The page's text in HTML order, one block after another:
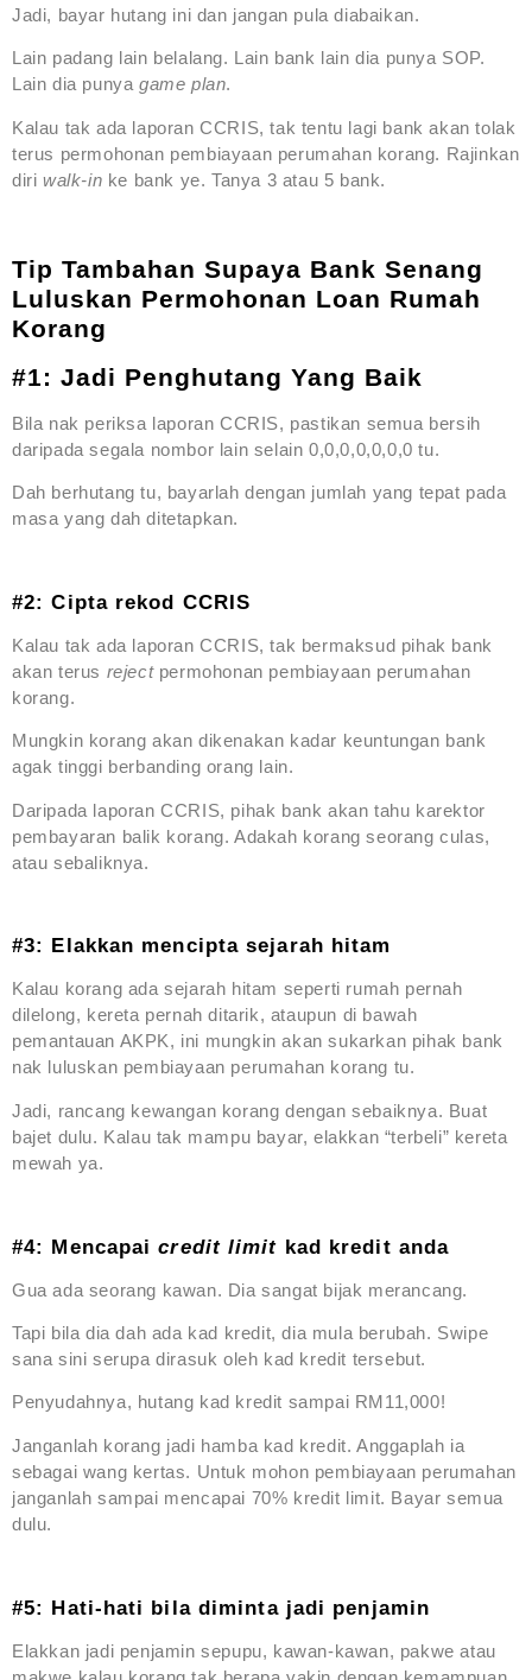
Jadi, bayar hutang ini dan jangan pula diabaikan.
Lain padang lain belalang. Lain bank lain dia punya SOP.
Lain dia punya game plan.
Kalau tak ada laporan CCRIS, tak tentu lagi bank akan tolak
terus permohonan pembiayaan perumahan korang. Rajinkan
diriwalk-in ke bank ye. Tanya 3 atau 5 bank.
Tip Tambahan Supaya Bank Senang
Luluskan Permohonan Loan Rumah
Korang
#1: Jadi Penghutang Yang Baik
Bila nak periksa laporan CCRIS, pastikan semua bersih
daripada segala nombor lain selain 0,0,0,0,0,0,0 tu.
Dah berhutang tu, bayarlah dengan jumlah yang tepat pada
masa yang dah ditetapkan.
#2: Cipta rekod CCRIS
Kalau tak ada laporan CCRIS, tak bermaksud pihak bank
akan terus rejectpermohonan pembiayaan perumahan
korang.
Mungkin korang akan dikenakan kadar keuntungan bank
agak tinggi berbanding orang lain.
Daripada laporan CCRIS, pihak bank akan tahu karektor
pembayaran balik korang. Adakah korang seorang culas,
atau sebaliknya.
#3: Elakkan mencipta sejarah hitam
Kalau korang ada sejarah hitam seperti rumah pernah
dilelong, kereta pernah ditarik, ataupun di bawah
pemantauan AKPK, ini mungkin akan sukarkan pihak bank
nak luluskan pembiayaan perumahan korang tu.
Jadi, rancang kewangan korang dengan sebaiknya. Buat
bajet dulu. Kalau tak mampu bayar, elakkan “terbeli” kereta
mewah ya.
#4: Mencapaicredit limit kad kredit anda
Gua ada seorang kawan. Dia sangat bijak merancang.
Tapi bila dia dah ada kad kredit, dia mula berubah. Swipe
sana sini serupa dirasuk oleh kad kredit tersebut.
Penyudahnya, hutang kad kredit sampai RM11,000!
Janganlah korang jadi hamba kad kredit. Anggaplah ia
sebagai wang kertas. Untuk mohon pembiayaan perumahan
janganlah sampai mencapai 70% kredit limit. Bayar semua
dulu.
#5: Hati-hati bila diminta jadi penjamin
Elakkan jadi penjamin sepupu, kawan-kawan, pakwe atau